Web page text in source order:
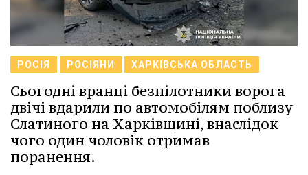
РОСІЯ РОСІЯНИ ХАРКІВСЬКА ОБЛАСТЬ
Сьогодні вранці безпілотники ворога
двічі вдарили по автомобілям поблизу
Слатиного на Харківщині, внаслідок
чого один чоловік отримав
поранення.